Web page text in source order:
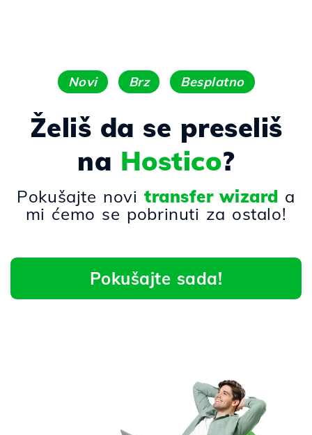
Novi Brz Besplatno
Želiš da se preseliš
na Hostico?
Pokušajte novitransfer wizard a
mi ćemo se pobrinuti za ostalo!
Pokušajte sada!